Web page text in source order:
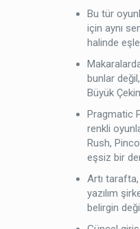
Bu tür
için aynı
halinde
bunlar
Büyük
Pragmatic
renkli
Rush,
eşsiz bir
Artı
yazılım
belirgin